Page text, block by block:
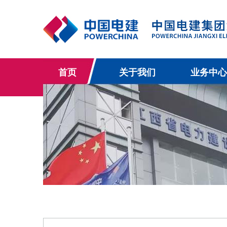
首页 关于我们 业务中心